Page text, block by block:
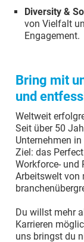
Diversity &
von Vielfalt
Engagement.
Bring mit
und
Weltweit
Seit über 50
Unternehmen
Ziel: das
Workforce- und
Arbeitswelt von
Du willst mehr
Karrieren
uns bringst du